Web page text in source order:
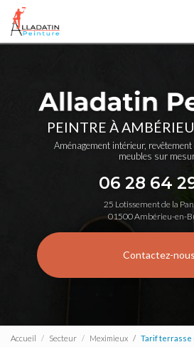
Aller
contenu
principal
PEINTRE À
Aménagement intérieur,
meubles sur
06 28 64
25 Lotissement de la
01500 Ambérieu-en-
Contactez-nous
Accueil Secteur Meximieux Tarif terrasse